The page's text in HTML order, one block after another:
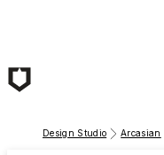
Design Studio Arcasian